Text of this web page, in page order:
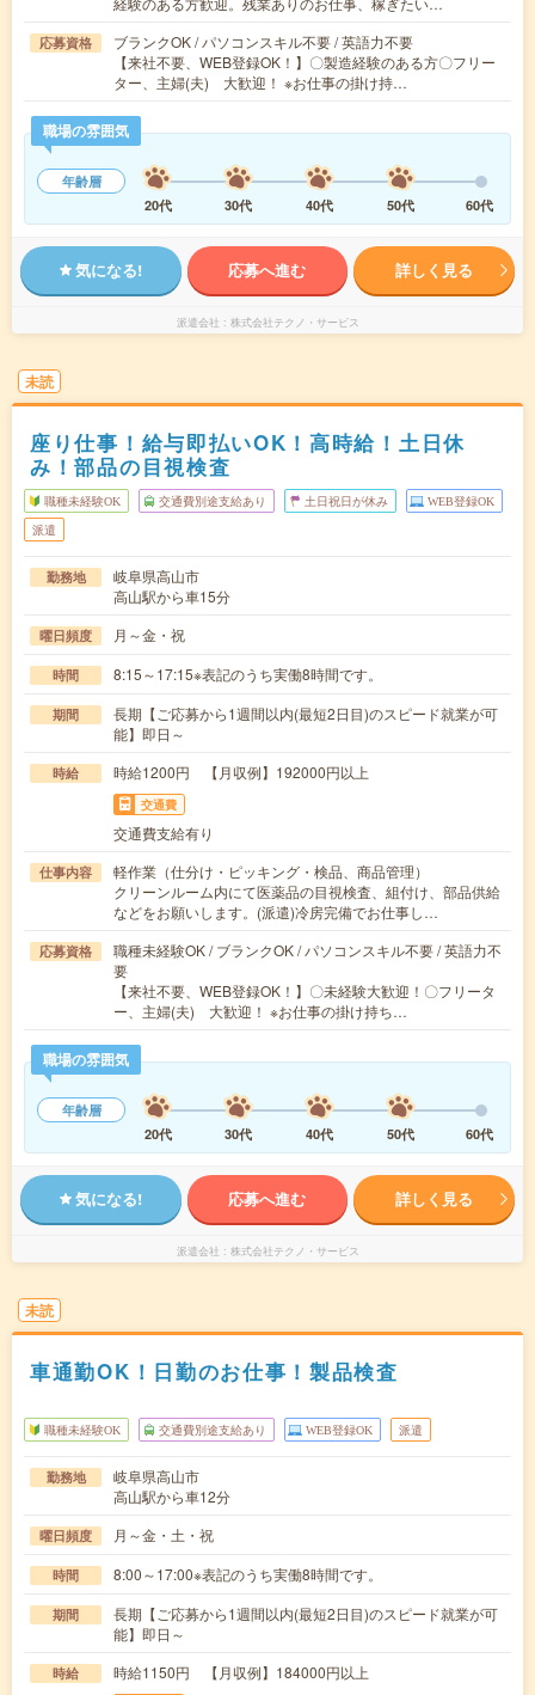
応募資格
ブランクOK / パソコンスキル不要 / 英語力不要
【来社不要、WEB登録OK！】〇製造経験のある方〇フリー
ター、主婦(夫) 大歓迎！ ※お仕事の掛け持…
職場の雰囲気
年齢層
20代
30代 40代 50代 60代
気になる! 応募へ進む 詳しく見る
派遣会社 株式会社テクノ・サービス
未読
座り仕事！給与即払いOK！高時給！土日休
み！部品の目視検査
職種未経験OK 交通費別途支給あり 土日祝日が休み WEB登録OK
派遣
勤務地
岐阜県高山市
高山駅から車15分
曜日頻度 月～金・祝
時間 8:15～17:15※表記のうち実働8時間です。
期間
長期【ご応募から1週間以内(最短2日目)のスピード就業が可
能】即日～
時給 時給1200円 【月収例】192000円以上
交通費
交通費支給有り
仕事内容
軽作業（仕分け・ピッキング・検品、商品管理）
クリーンルーム内にて医薬品の目視検査、組付け、部品供給
などをお願いします。(派遣)冷房完備でお仕事し…
応募資格
職種未経験OK / ブランクOK / パソコンスキル不要 / 英語力不
要
【来社不要、WEB登録OK！】〇未経験大歓迎！〇フリータ
ー、主婦(夫) 大歓迎！ ※お仕事の掛け持ち…
職場の雰囲気
年齢層
20代
30代 40代 50代 60代
気になる! 応募へ進む 詳しく見る
派遣会社 株式会社テクノ・サービス
未読
車通勤OK！日勤のお仕事！製品検査
職種未経験OK 交通費別途支給あり WEB登録OK 派遣
勤務地
岐阜県高山市
高山駅から車12分
曜日頻度 月～金・土・祝
時間 8:00～17:00※表記のうち実働8時間です。
期間
長期【ご応募から1週間以内(最短2日目)のスピード就業が可
能】即日～
時給 時給1150円 【月収例】184000円以上